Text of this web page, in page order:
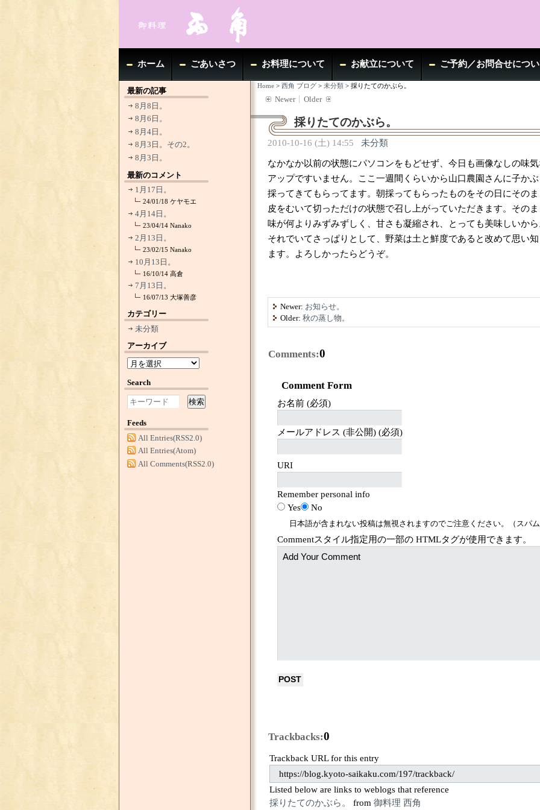
ホーム ごあいさつ お料理について お献立について ご予約／お問合せにつ
Home> 西角 ブログ> 未分類> 採りたてのかぶら。
Newer Older
採りたてのかぶら。
2010-10-16 (土) 14:55 未分類
なかなか以前の状態にパソコンをもどせず、今日も画像なしの味
アップですいません。ここ一週間くらいから山口農園さんに子か
採ってきてもらってます。朝採ってもらったものをその日にその
皮をむいて切っただけの状態で召し上がっていただきます。その
味が何よりみずみずしく、甘さも凝縮され、とっても美味しいか
それでいてさっぱりとして、野菜は土と鮮度であると改めて思い
ます。よろしかったらどうぞ。
Newer: お知らせ。
Older:秋の蒸し物。
Comments:0
Comment Form
お名前 (必須)
メールアドレス (非公開) (必須)
URI
Remember personal info
Yes
No
日本語が含まれない投稿は無視されますのでご注意ください。（スパ
Commentスタイル指定用の一部の HTMLタグが使用できます。
Trackbacks:0
Trackback URL for this entry
https://blog.kyoto-saikaku.com/197/trackback/
Listed below are links to weblogs that reference
採りたてのかぶら。
from 御料理 西角
最新の記事
8月8日。
8月6日。
8月4日。
8月3日。その2。
8月3日。
最新のコメント
1月17日。
24/01/18ケヤモエ
4月14日。
23/04/14Nanako
2月13日。
23/02/15Nanako
10月13日。
16/10/14高倉
7月13日。
16/07/13大塚善彦
カテゴリー
未分類
アーカイブ
Search
検索
Feeds
All Entries(RSS2.0)
All Entries(Atom)
All Comments(RSS2.0)